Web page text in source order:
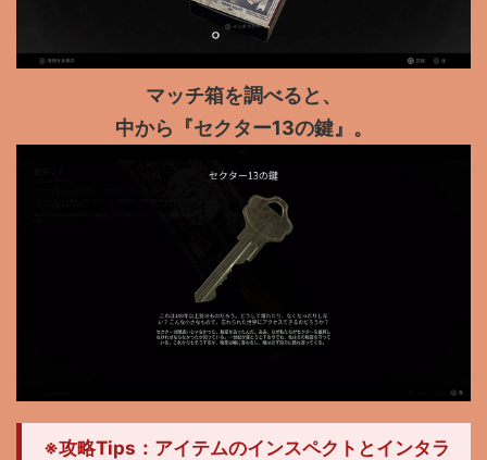
マッチ箱を調べると、
中から『セクター13の鍵』。
※攻略Tips：アイテムのインスペクトとインタラ